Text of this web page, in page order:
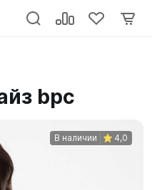
bpc
В наличии 4,0